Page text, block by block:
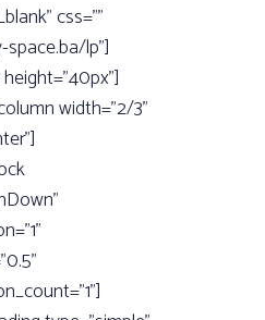
css=””
lp”]
width=”2/3”